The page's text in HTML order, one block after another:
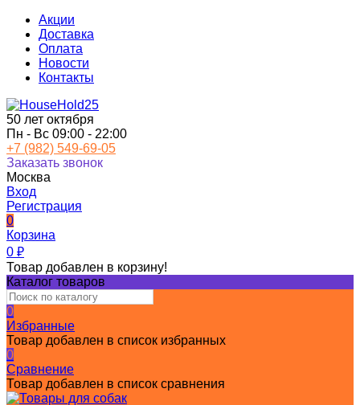
Акции
Доставка
Оплата
Новости
Контакты
50 лет октября
Пн - Вс 09:00 - 22:00
+7 (982) 549-69-05
Заказать звонок
Москва
Вход
Регистрация
0
Корзина
0 ₽
Товар добавлен в корзину!
Каталог товаров
0
Избранные
Товар добавлен в список избранных
0
Сравнение
Товар добавлен в список сравнения